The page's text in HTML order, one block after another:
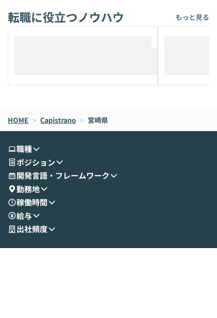
けでなく、想像以上の範囲まで自動化でき
ることは、まだあまり知られていません。
メルカリでの判断基準をもとに「なぜClau
oworkの基本的な機能をご紹介いただきま
す。 続く公開デモでは、実際にCoworkを
せいただきます。数分でワークフローが完
成する手軽さや、Gmail等の外部サービス
とセキュアに連携できるポイントなど、実
演を通じて具体的なイメージをお届けしま
す。 後半のディスカッションでは、セキュ
リティの考え方や社内導入の進め方など、
現場目線でさらに深掘りしていきます。
「自分の業務をAIで自動化してみたいけ
いう方にこそ参加いただきたいイベントで
は、評判では
ているAIを選ぶこ
それぞれの本当
ント構築の最前
転職に役立つノウハウ もっと見る
HOME > Capistrano > 宮崎県
職種
ポジション
開発言語・フレームワーク
勤務地
稼働時間
給与
出社頻度